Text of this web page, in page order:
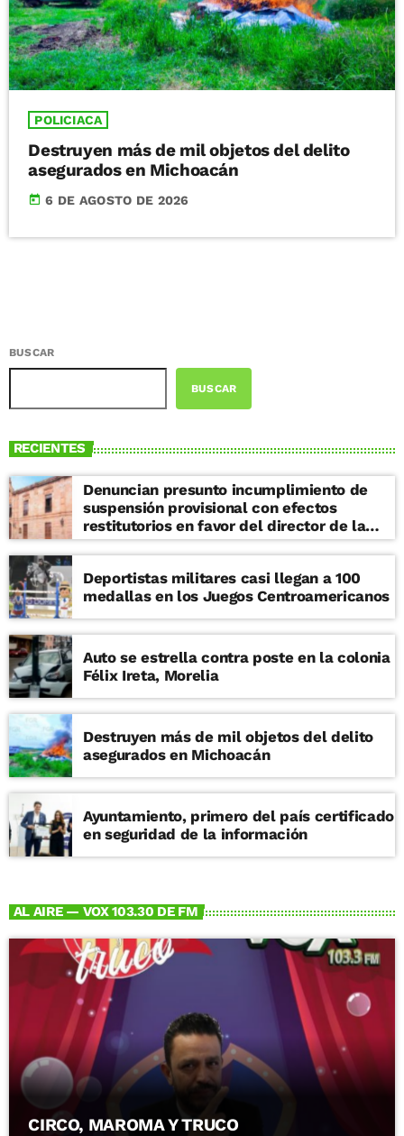
POLICIACA
Destruyen más de mil objetos del delito
asegurados en Michoacán
today 6 DE AGOSTO DE 2026
BUSCAR
BUSCAR
RECIENTES
Denuncian presunto incumplimiento de
suspensión provisional con efectos
restitutorios en favor del director de la
Facultad de Derecho de la UMSNH
Deportistas militares casi llegan a 100
medallas en los Juegos Centroamericanos
Auto se estrella contra poste en la colonia
Félix Ireta, Morelia
Destruyen más de mil objetos del delito
asegurados en Michoacán
Ayuntamiento, primero del país certificado
en seguridad de la información
AL AIRE — VOX 103.30 DE FM
CIRCO, MAROMA Y TRUCO